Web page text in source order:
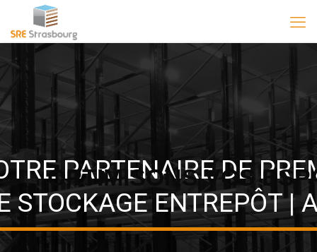
PARTENAIRE DE
STOCKAGE ENTREPÔT |
OPTIMISONS VOS